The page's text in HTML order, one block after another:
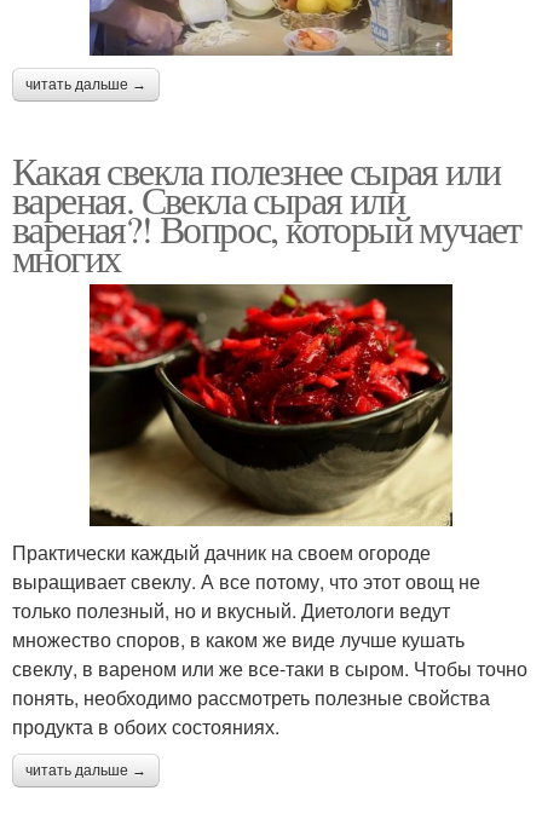
читать дальше →
Какая свекла полезнее сырая или
вареная. Свекла сырая или
вареная?! Вопрос, который мучает
многих
Практически каждый дачник на своем огороде
выращивает свеклу. А все потому, что этот овощ не
только полезный, но и вкусный. Диетологи ведут
множество споров, в каком же виде лучше кушать
свеклу, в вареном или же все-таки в сыром. Чтобы точно
понять, необходимо рассмотреть полезные свойства
продукта в обоих состояниях.
читать дальше →